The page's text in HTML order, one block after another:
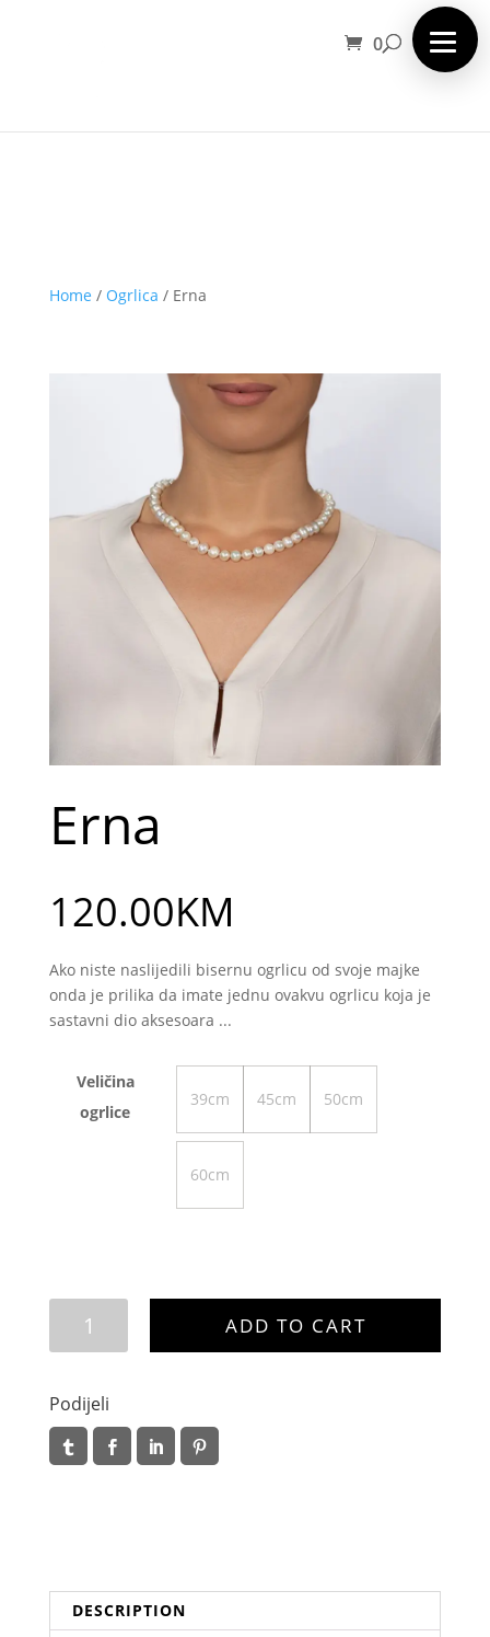
0
Home / Ogrlica / Erna
Erna
120.00KM
Ako niste naslijedili bisernu ogrlicu od svoje majke
onda je prilika da imate jednu ovakvu ogrlicu koja je
sastavni dio aksesoara ...
Veličina
ogrlice
39cm 45cm 50cm
60cm
quantity
ADD TO CART
Podijeli
DESCRIPTION